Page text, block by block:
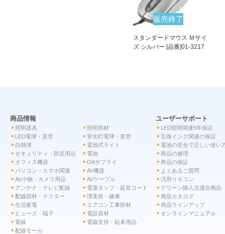
販売終了
スタンダードマウス Ｍサイ
ズ シルバー [品番]01-3217
商品情報
照明器具
照明部材
LED電球・直管
蛍光灯電球・直管
白熱球
電池式ライト
セキュリティ・防災用品
電池
オフィス機器
OAサプライ
パソコン・スマホ関連
AV機器
AV小物・カメラ用品
AVケーブル
アンテナ・テレビ配線
電源タップ・延長コード
配線部材・テスター
理美容・健康
生活家電
エアコン工事部材
ヒューズ・端子
電設資材
電線
電線支持・結束用品
配線モール
ユーザーサポート
LED照明関連5年保証
互換インク関連の保証
電池の安全で正しい使い
商品の修理
商品の保証
よくあるご質問
汎用リモコン
グリーン購入法適合商品
商品カタログ
商品ラインアップ
オンラインマニュアル